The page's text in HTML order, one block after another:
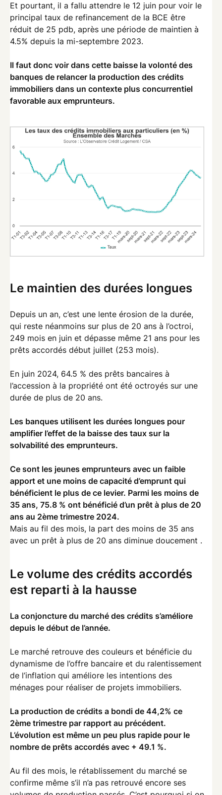
Et pourtant, il a fallu attendre le 12 juin pour voir le
principal taux de refinancement de la BCE être
réduit de 25 pdb, après une période de maintien à
4.5% depuis la mi-septembre 2023.
Il faut donc voir dans cette baisse la volonté des
banques de relancer la production des crédits
immobiliers dans un contexte plus concurrentiel
favorable aux emprunteurs.
Le maintien des durées longues
Depuis un an, c’est une lente érosion de la durée,
qui reste néanmoins sur plus de 20 ans à l’octroi,
249 mois en juin et dépasse même 21 ans pour les
prêts accordés début juillet (253 mois).
En juin 2024, 64.5 % des prêts bancaires à
l’accession à la propriété ont été octroyés sur une
durée de plus de 20 ans.
Les banques utilisent les durées longues pour
amplifier l’effet de la baisse des taux sur la
solvabilité des emprunteurs.
Ce sont les jeunes emprunteurs avec un faible
apport et une moins de capacité d’emprunt qui
bénéficient le plus de ce levier. Parmi les moins de
35 ans, 75.8 % ont bénéficié d’un prêt à plus de 20
ans au 2ème trimestre 2024.
Mais au fil des mois, la part des moins de 35 ans
avec un prêt à plus de 20 ans diminue doucement .
Le volume des crédits accordés
est reparti à la hausse
La conjoncture du marché des crédits s’améliore
depuis le début de l’année.
Le marché retrouve des couleurs et bénéficie du
dynamisme de l’offre bancaire et du ralentissement
de l’inflation qui améliore les intentions des
ménages pour réaliser de projets immobiliers.
La production de crédits a bondi de 44,2% ce
2ème trimestre par rapport au précédent.
L’évolution est même un peu plus rapide pour le
nombre de prêts accordés avec + 49.1 %.
Au fil des mois, le rétablissement du marché se
confirme même s’il n’a pas retrouvé encore ses